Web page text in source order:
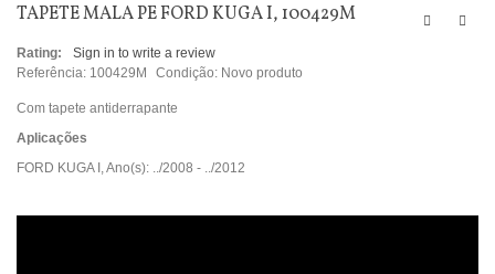
TAPETE MALA PE FORD KUGA I, 100429M
Rating:
Sign in to write a review
Referência: 100429M Condição: Novo produto
Com tapete antiderrapante
Aplicações
FORD KUGA I, Ano(s): ../2008 - ../2012